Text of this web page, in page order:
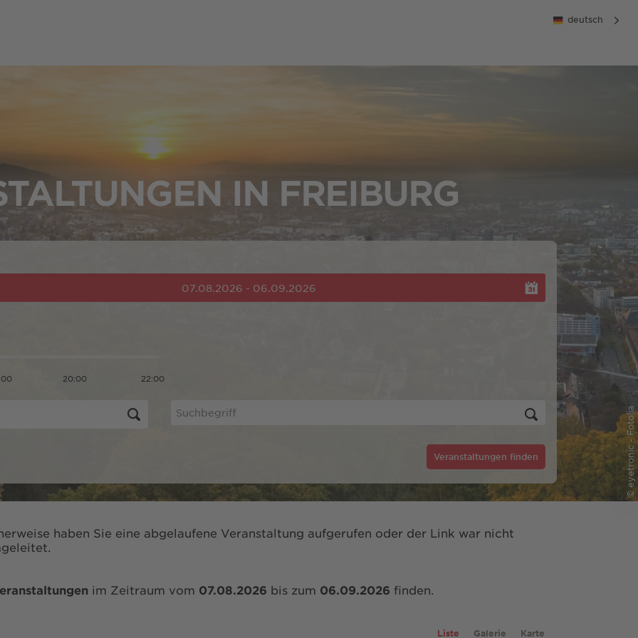
deutsch
© eyetronic - Fotolia
IN FREIBURG
07.08.2026 - 06.09.2026
20:00 22:00
Veranstaltungen finden
haben Sie eine abgelaufene Veranstaltung aufgerufen oder der Link war nicht
im Zeitraum vom 07.08.2026 bis zum 06.09.2026 finden.
Liste Galerie Karte